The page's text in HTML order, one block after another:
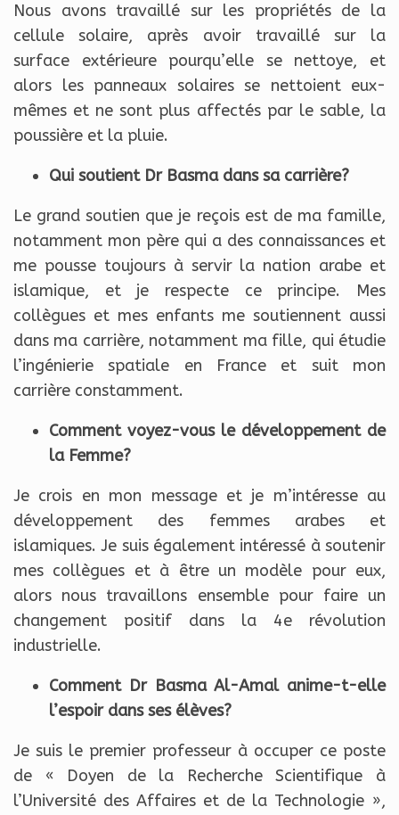
Nous avons travaillé sur les propriétés de la
cellule solaire, après avoir travaillé sur la
surface extérieure pourqu’elle se nettoye, et
alors les panneaux solaires se nettoient eux-
mêmes et ne sont plus affectés par le sable, la
poussière et la pluie.
Qui soutient Dr Basma dans sa carrière?
Le grand soutien que je reçois est de ma famille,
notamment mon père qui a des connaissances et
me pousse toujours à servir la nation arabe et
islamique, et je respecte ce principe. Mes
collègues et mes enfants me soutiennent aussi
dans ma carrière, notamment ma fille, qui étudie
l’ingénierie spatiale en France et suit mon
carrière constamment.
Comment voyez-vous le développement de
la Femme?
Je crois en mon message et je m’intéresse au
développement des femmes arabes et
islamiques. Je suis également intéressé à soutenir
mes collègues et à être un modèle pour eux,
alors nous travaillons ensemble pour faire un
changement positif dans la 4e révolution
industrielle.
Comment Dr Basma Al-Amal anime-t-elle
l’espoir dans ses élèves?
Je suis le premier professeur à occuper ce poste
de « Doyen de la Recherche Scientifique à
l’Université des Affaires et de la Technologie »,